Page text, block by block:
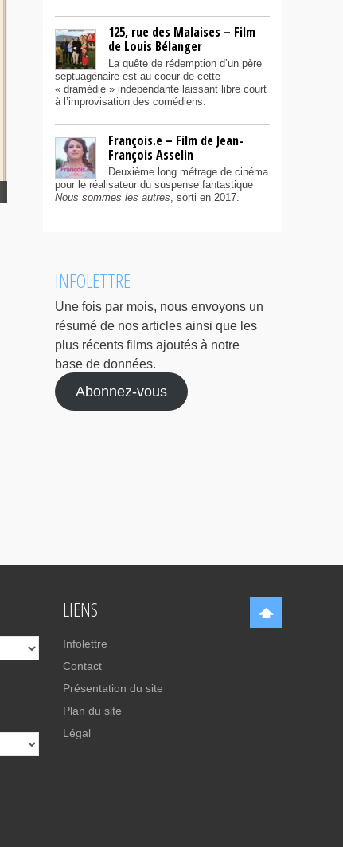
125, rue des Malaises – Film
de Louis Bélanger
La quête de rédemption d’un père
septuagénaire est au coeur de cette
« dramédie » indépendante laissant libre court
à l’improvisation des comédiens.
François.e – Film de Jean-
François Asselin
Deuxième long métrage de cinéma
pour le réalisateur du suspense fantastique
Nous sommes les autres, sorti en 2017.
INFOLETTRE
Une fois par mois, nous envoyons un
résumé de nos articles ainsi que les
plus récents films ajoutés à notre
base de données.
Abonnez-vous
LIENS
Infolettre
Contact
Présentation du site
Plan du site
Légal